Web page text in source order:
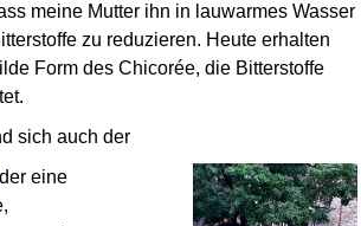
meine Mutter ihn in lauwarmes Wasser
zu reduzieren. Heute erhalten
Form des Chicorée, die Bitterstoffe
sich auch der
eine